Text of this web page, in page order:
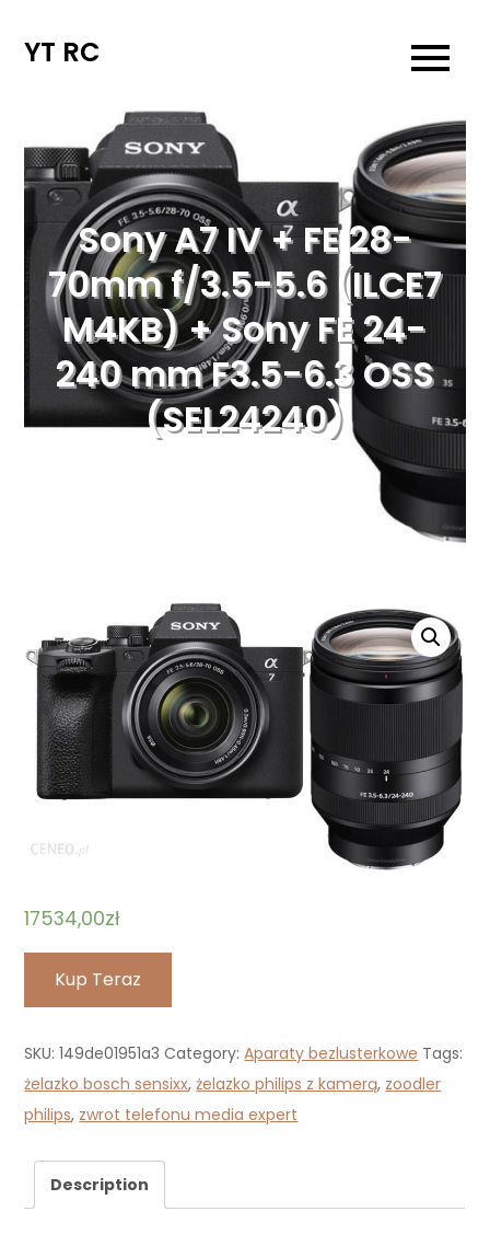
YT RC
Sony A7 IV + FE 28-
70mm f/3.5-5.6 (ILCE7
M4KB) + Sony FE 24-
240 mm F3.5-6.3 OSS
(SEL24240)
17534,00zł
Kup Teraz
SKU:149de01951a3 Category:Aparaty bezlusterkowe Tags:
żelazko bosch sensixx,żelazko philips z kamerą, zoodler
philips, zwrot telefonu media expert
Description